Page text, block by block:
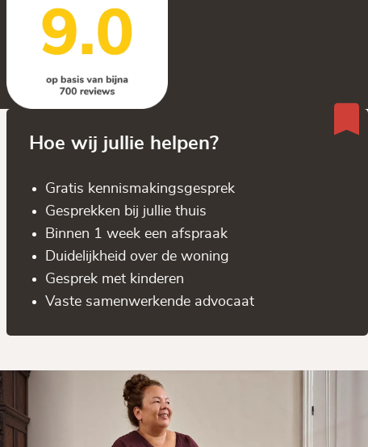
Hoe wij jullie helpen?
Gratis kennis­makingsgesprek
Gesprekken bij jullie thuis
Binnen 1 week een afspraak
Duidelijkheid over de woning
Gesprek met kinderen
Vaste samenwerkende advocaat